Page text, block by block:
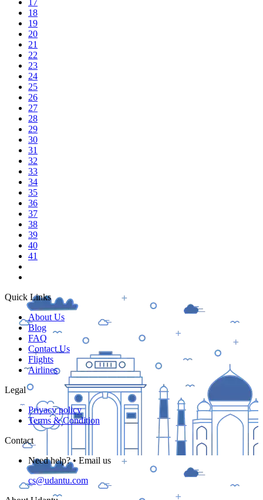
18
19
20
21
22
23
24
25
26
27
28
29
30
31
32
33
34
35
36
37
38
39
40
41
Quick Links
About Us
Blog
FAQ
Contact Us
Flights
Airlines
Legal
Privacy policy
Terms & Condition
Contact
Need help? • Email us
cs@udantu.com